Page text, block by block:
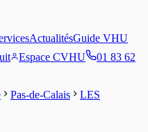
ActualitésGuide VHU
Espace CVHU
01 83 62
Pas-de-Calais
LES